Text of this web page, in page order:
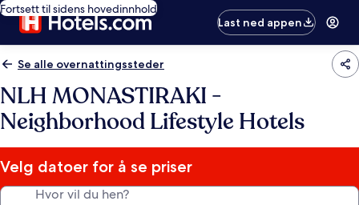
Fortsett til sidens hovedinnhold
Last ned appen
Se alle overnattingssteder
NLH MONASTIRAKI -
Neighborhood Lifestyle Hotels
Velg datoer for å se priser
Hvor vil du hen?